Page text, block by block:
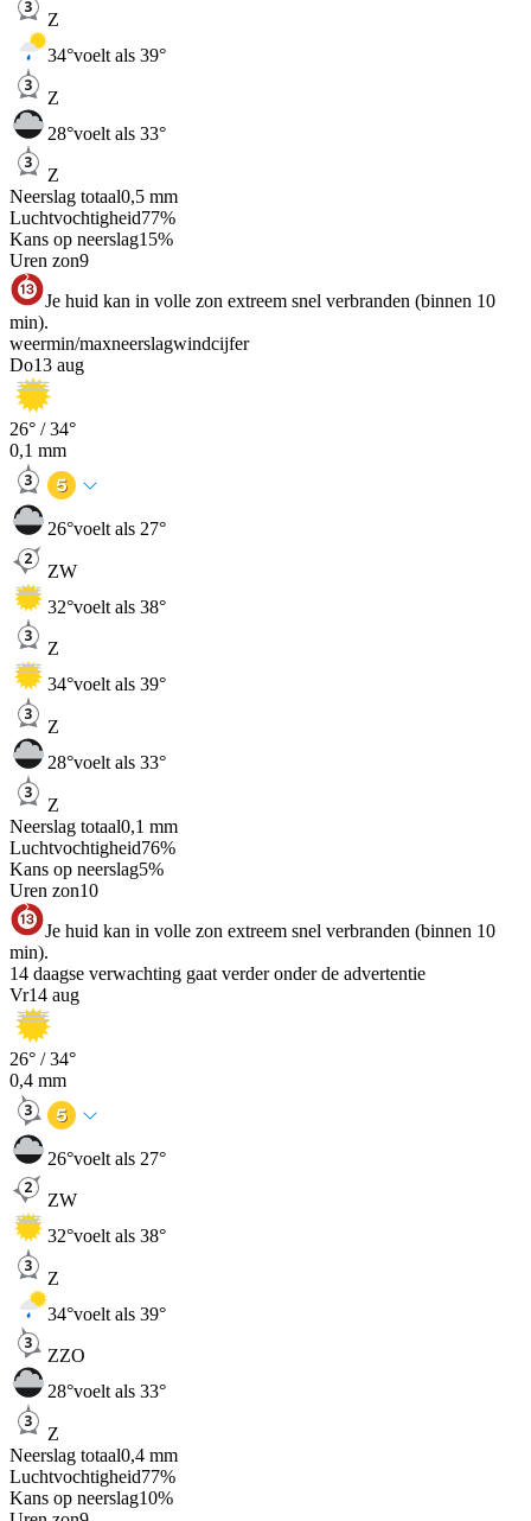
Z
34°voelt als 39°
Z
28°voelt als 33°
Z
Neerslag totaal0,5 mm
Luchtvochtigheid77%
Kans op neerslag15%
Uren zon9
Je huid kan in volle zon extreem snel verbranden (binnen 10
min).
weermin/maxneerslagwindcijfer
Do13 aug
26° /34°
0,1 mm
26°voelt als 27°
ZW
32°voelt als 38°
Z
34°voelt als 39°
Z
28°voelt als 33°
Z
Neerslag totaal0,1 mm
Luchtvochtigheid76%
Kans op neerslag5%
Uren zon10
Je huid kan in volle zon extreem snel verbranden (binnen 10
min).
14 daagse verwachting gaat verder onder de advertentie
Vr14 aug
26° /34°
0,4 mm
26°voelt als 27°
ZW
32°voelt als 38°
Z
34°voelt als 39°
ZZO
28°voelt als 33°
Z
Neerslag totaal0,4 mm
Luchtvochtigheid77%
Kans op neerslag10%